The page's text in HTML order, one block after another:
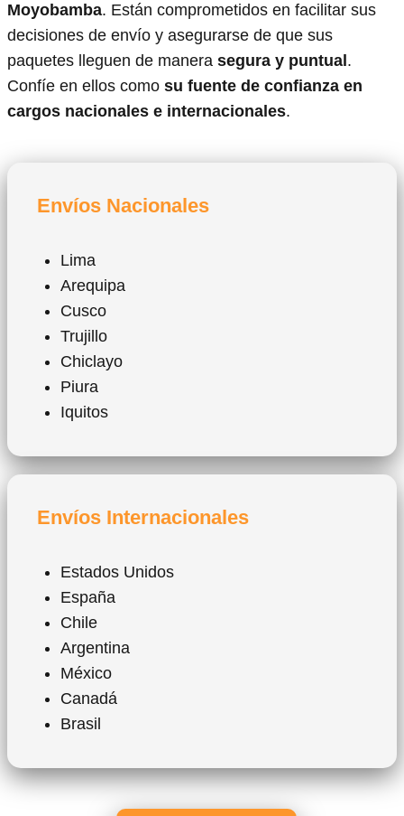
Moyobamba. Están comprometidos en facilitar sus
decisiones de envío y asegurarse de que sus
paquetes lleguen de manera segura y puntual .
Confíe en ellos como su fuente de confianza en
cargos nacionales e internacionales.
Envíos Nacionales
Lima
Arequipa
Cusco
Trujillo
Chiclayo
Piura
Iquitos
Envíos Internacionales
Estados Unidos
España
Chile
Argentina
México
Canadá
Brasil